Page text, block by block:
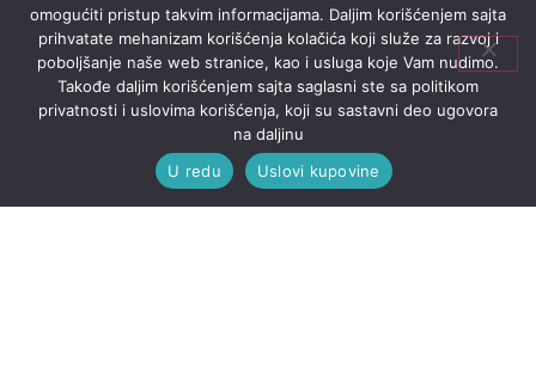
omogućiti pristup takvim informacijama. Daljim korišćenjem sajta
prihvatate mehanizam korišćenja kolačića koji služe za razvoj i
poboljšanje naše web stranice, kao i usluga koje Vam nudimo.
Takođe daljim korišćenjem sajta saglasni ste sa politikom
privatnosti i uslovima korišćenja, koji su sastavni deo ugovora
na daljinu
U redu
Uslovi kupovine